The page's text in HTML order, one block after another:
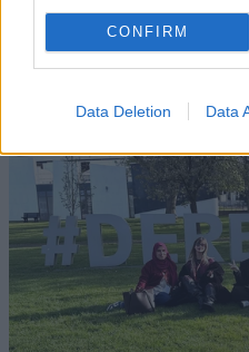
CONFIRM
Data Deletion Data
Εργοθεραπεία,
Λογοθεραπεία; Οδηγός
επαγγελματικών